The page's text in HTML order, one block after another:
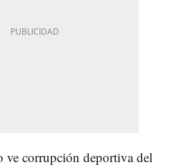
corrupción deportiva del